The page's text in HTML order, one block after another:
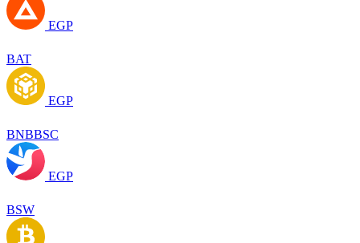
EGP
BAT
EGP
BNBBSC
EGP
BSW